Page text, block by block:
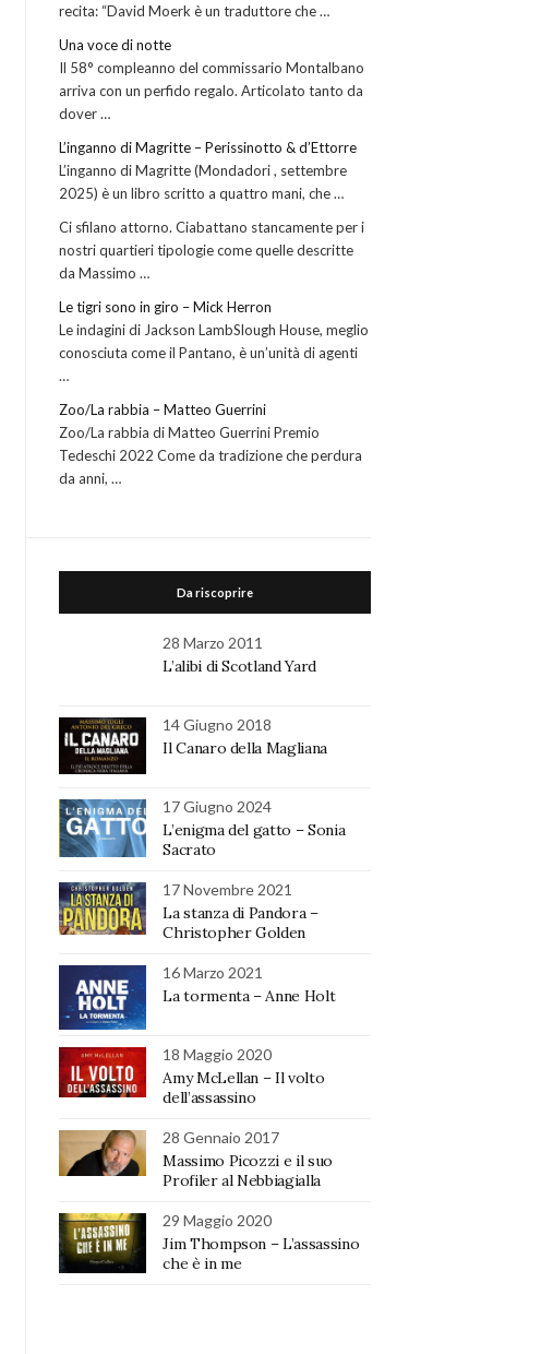
recita: “David Moerk è un traduttore che …
Una voce di notte
Il 58° compleanno del commissario Montalbano
arriva con un perfido regalo. Articolato tanto da
dover …
L’inganno di Magritte – Perissinotto & d’Ettorre
L’inganno di Magritte (Mondadori , settembre
2025) è un libro scritto a quattro mani, che …
Ci sfilano attorno. Ciabattano stancamente per i
nostri quartieri tipologie come quelle descritte
da Massimo …
Le tigri sono in giro – Mick Herron
Le indagini di Jackson LambSlough House, meglio
conosciuta come il Pantano, è un’unità di agenti
…
Zoo/La rabbia – Matteo Guerrini
Zoo/La rabbia di Matteo Guerrini Premio
Tedeschi 2022 Come da tradizione che perdura
da anni, …
Da riscoprire
28 Marzo 2011
L’alibi di Scotland Yard
14 Giugno 2018
Il Canaro della Magliana
17 Giugno 2024
L’enigma del gatto – Sonia
Sacrato
17 Novembre 2021
La stanza di Pandora –
Christopher Golden
16 Marzo 2021
La tormenta – Anne Holt
18 Maggio 2020
Amy McLellan – Il volto
dell’assassino
28 Gennaio 2017
Massimo Picozzi e il suo
Profiler al Nebbiagialla
29 Maggio 2020
Jim Thompson – L’assassino
che è in me